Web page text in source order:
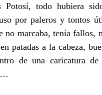
Potosí, todo hubiera
por paleros y tontos
no marcaba, tenía fallos,
patadas a la cabeza,
de una caricatura